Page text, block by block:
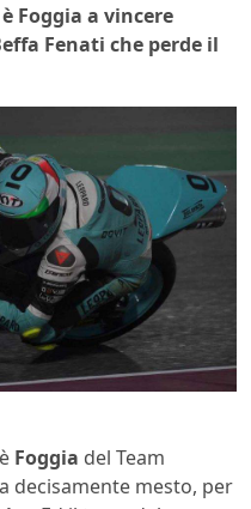
Foggia a vincere
Fenati che perde il
è Foggia del Team
decisamente mesto, per